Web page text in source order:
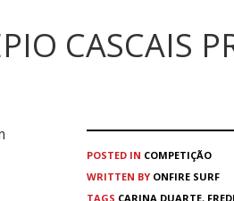
CASCAIS
POSTED IN COMPETIÇÃO
WRITTEN BY ONFIRE SURF
TAGS CARINA DUARTE,